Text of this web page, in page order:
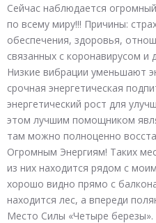
Сейчас наблюдается
по всему миру!!! Причины:
обеспечения, здоровья,
связанных с коронавирусом и
Низкие вибрации уменьшают
срочная энергетическая
энергетический рост для
этом лучшим помощником
там можно полноценно
Огромным Энергиям! Таких
из них находится рядом с
хорошо видно прямо с
находится лес, а впереди
Место Силы «Четыре